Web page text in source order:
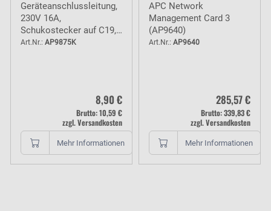
Geräteanschlussleitung,
230V 16A,
Schukostecker auf C19,
1,8m
Art.Nr.: AP9875K
8,90 €
Brutto: 10,59 €
zzgl. Versandkosten
Mehr Informationen
APC Network
Management Card 3
(AP9640)
Art.Nr.: AP9640
285,57 €
Brutto: 339,83 €
zzgl. Versandkosten
Mehr Informationen